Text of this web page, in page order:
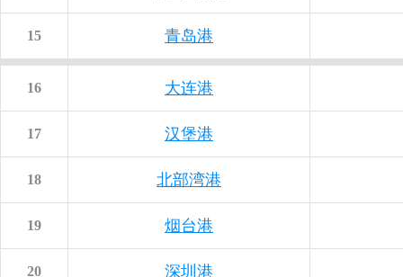
15 青岛港
16 大连港
17 汉堡港
18 北部湾港
19 烟台港
20 深圳港